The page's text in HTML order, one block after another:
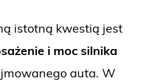
istotną kwestią jest
i moc silnika
auta. W